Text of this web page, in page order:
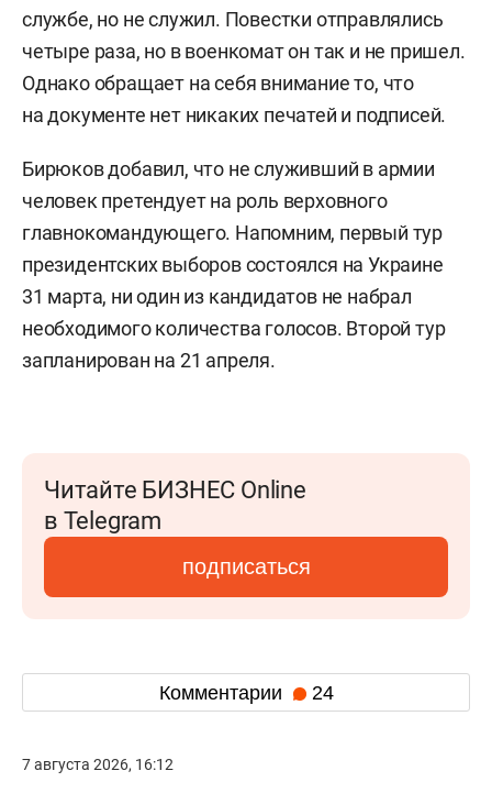
службе, но не служил. Повестки отправлялись
четыре раза, но в военкомат он так и не пришел.
Однако обращает на себя внимание то, что
на документе нет никаких печатей и подписей.
Бирюков добавил, что не служивший в армии
человек претендует на роль верховного
главнокомандующего. Напомним, первый тур
президентских выборов состоялся на Украине
31 марта, ни один из кандидатов не набрал
необходимого количества голосов. Второй тур
запланирован на 21 апреля.
Читайте БИЗНЕС Online
в Telegram
подписаться
Комментарии 24
7 августа 2026, 16:12